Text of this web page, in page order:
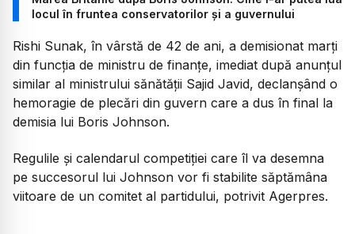
locul în fruntea conservatorilor și a guvernului
Rishi Sunak, în vârstă de 42 de ani, a demisionat marţi
din funcţia de ministru de finanţe, imediat după anunţul
similar al ministrului sănătăţii Sajid Javid, declanşând o
hemoragie de plecări din guvern care a dus în final la
demisia lui Boris Johnson.
Regulile şi calendarul competiţiei care îl va desemna
pe succesorul lui Johnson vor fi stabilite săptămâna
viitoare de un comitet al partidului, potrivit Agerpres.